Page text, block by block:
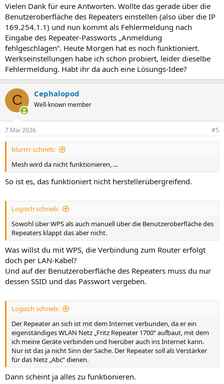
Vielen Dank für eure Antworten. Wollte das gerade über die
Benutzeroberfläche des Repeaters einstellen (also über die IP
169.254.1.1) und nun kommt als Fehlermeldung nach
Eingabe des Repeater-Passworts „Anmeldung
fehlgeschlagen“. Heute Morgen hat es noch funktioniert.
Werkseinstellungen habe ich schon probiert, leider dieselbe
Fehlermeldung. Habt ihr da auch eine Lösungs-Idee?
C Cephalopod
Well-known member
7 Mai 2026 #5
blurrrr schrieb:
Mesh wird da nicht funktionieren, ...
So ist es, das funktioniert nicht herstellerübergreifend.
Logisch schrieb:
Sowohl über WPS als auch manuell über die Benutzeroberfläche des
Repeaters klappt das aber nicht.
Was willst du mit WPS, die Verbindung zum Router erfolgt
doch per LAN-Kabel?
Und auf der Benutzeroberfläche des Repeaters muss du nur
dessen SSID und das Passwort vergeben.
Logisch schrieb:
Der Repeater an sich ist mit dem Internet verbunden, da er ein
eigenständiges WLAN Netz „Fritz Repeater 1700“ aufbaut, mit dem
ich meine Geräte verbinden und hierüber auch ins Internet kann.
Nur ist das ja nicht Sinn der Sache. Der Repeater soll als Verstärker
für das Netz „Abc“ dienen.
Dann scheint ja alles zu funktionieren.